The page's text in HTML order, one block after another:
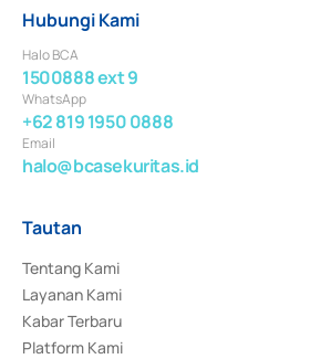
Hubungi Kami
Halo BCA
1500888 ext 9
WhatsApp
+62 819 1950 0888
Email
halo@bcasekuritas.id
Tautan
Tentang Kami
Layanan Kami
Kabar Terbaru
Platform Kami